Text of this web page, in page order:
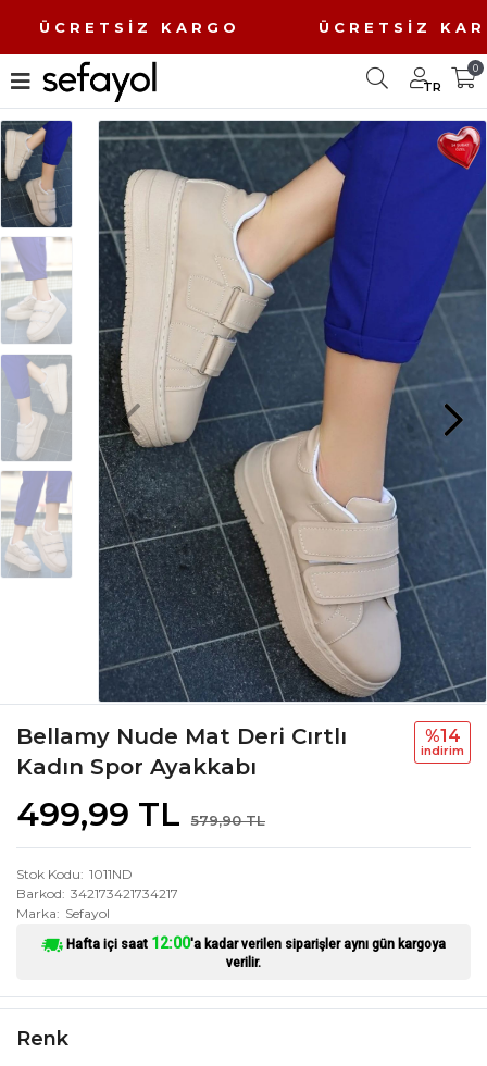
ÜCRETSİZ KARGO ÜCRETSİZ
TR
0
Bellamy Nude Mat Deri Cırtlı
Kadın Spor Ayakkabı
499,99 TL 579,90 TL
%14
i̇ndi̇ri̇m
Stok Kodu 1011ND
Barkod 342173421734217
Marka
Sefayol
Hafta içi saat 12:00'a kadar verilen siparişler aynı gün kargoya
verilir.
Renk